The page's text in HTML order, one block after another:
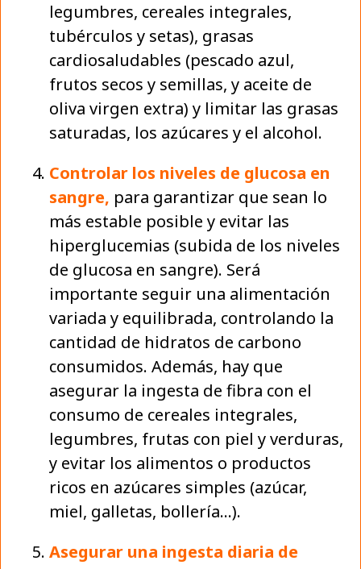
legumbres, cereales integrales,
tubérculos y setas), grasas
cardiosaludables (pescado azul,
frutos secos y semillas, y aceite de
oliva virgen extra) y limitar las grasas
saturadas, los azúcares y el alcohol.
Controlar los niveles de glucosa en
sangre, para garantizar que sean lo
más estable posible y evitar las
hiperglucemias (subida de los niveles
de glucosa en sangre). Será
importante seguir una alimentación
variada y equilibrada, controlando la
cantidad de hidratos de carbono
consumidos. Además, hay que
asegurar la ingesta de fibra con el
consumo de cereales integrales,
legumbres, frutas con piel y verduras,
y evitar los alimentos o productos
ricos en azúcares simples (azúcar,
miel, galletas, bollería…).
Asegurar una ingesta diaria de